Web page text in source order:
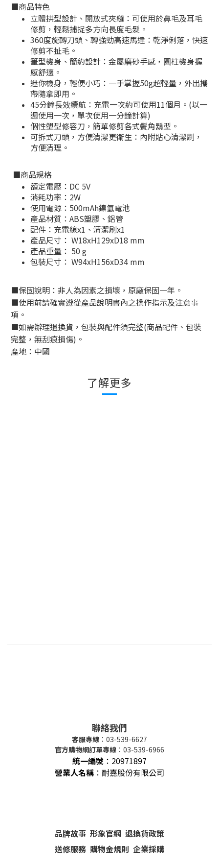
■商品特色
立體拱型設計、開放式夾縫： 可使用於鼻毛及耳毛
修剪，輕鬆捕捉多方向長度毛髮。
360度旋轉刀頭、轉強勁高速馬達： 乾淨俐落，快速
修剪不扯毛。
筆型機身、簡約設計 ： 金屬磨砂手感，圓柱機身握
感舒適。
迷你機身，輕便小巧 ： 一手掌握50g超輕量，外出攜
帶隨拿即用。
45分鐘長效續航 ： 充電一次約可使用11個月。 (以一
週使用一次，單次使用一分鐘計算)
個性塑型修容刀，簡單修剪各式鬢角鬍型 。
可拆式刀頭，方便清潔更衛生 ： 內附貼心清潔刷，
方便清理。
■商品規格
額定電壓：DC 5V
消耗功率：2W
使用電源：500mAh鎳氫電池
產品材質：ABS塑膠、鋁管
配件：充電線x1、清潔刷x1
產品尺寸： W18xH129xD18 mm
產品重量： 50 g
包裝尺寸： W94xH156xD34 mm
■保固說明：非人為因素之損壞，原廠保固一年。
■使用前請確實遵從產品說明書內之操作指示及注意事
項。
■如需辦理退換貨，包裝與配件須完整(商品配件、包裝
完整，無刮痕損傷) 。
產地：中國
了解更多
聯絡我們
客服專線 ：03-539-6627
官方購物網訂單專線 ：03-539-6966
統一編號 ： 20971897
營業人名稱 ：耐嘉股份有限公司
品牌故事 形象官網 退換貨政策
送修服務 購物金規則 企業採購